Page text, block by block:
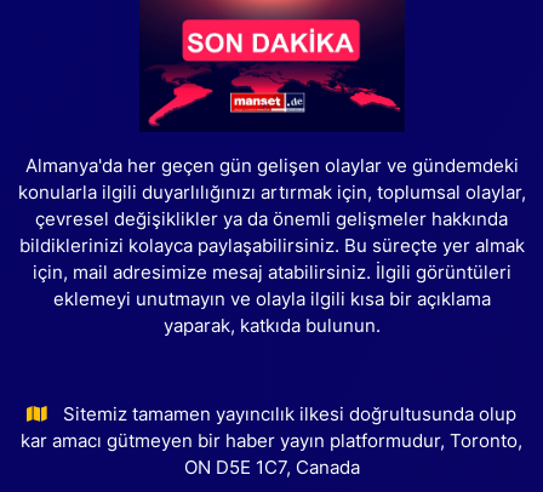
Almanya'da her geçen gün gelişen olaylar ve gündemdeki
konularla ilgili duyarlılığınızı artırmak için, toplumsal olaylar,
çevresel değişiklikler ya da önemli gelişmeler hakkında
bildiklerinizi kolayca paylaşabilirsiniz. Bu süreçte yer almak
için, mail adresimize mesaj atabilirsiniz. İlgili görüntüleri
eklemeyi unutmayın ve olayla ilgili kısa bir açıklama
yaparak, katkıda bulunun.
Sitemiz tamamen yayıncılık ilkesi doğrultusunda olup
kar amacı gütmeyen bir haber yayın platformudur, Toronto,
ON D5E 1C7, Canada